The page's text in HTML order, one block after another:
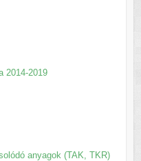
2014-2019
anyagok (TAK, TKR)